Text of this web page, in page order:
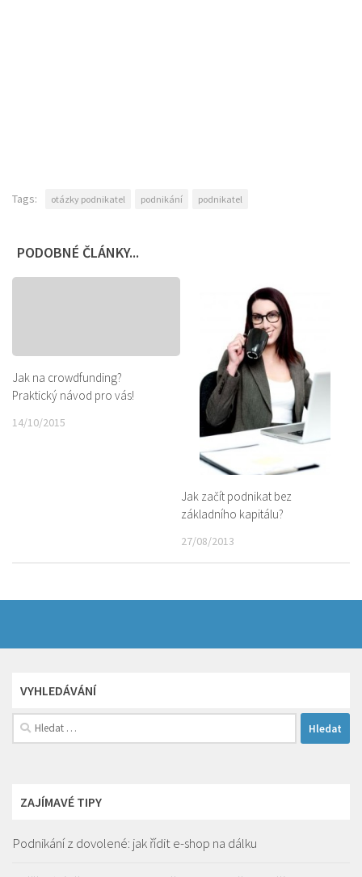
Tags: otázky podnikatel podnikání podnikatel
PODOBNÉ ČLÁNKY...
Jak na crowdfunding?
Praktický návod pro vás!
14/10/2015
Jak začít podnikat bez
základního kapitálu?
27/08/2013
VYHLEDÁVÁNÍ
Vyhledávání
ZAJÍMAVÉ TIPY
Podnikání z dovolené: jak řídit e-shop na dálku